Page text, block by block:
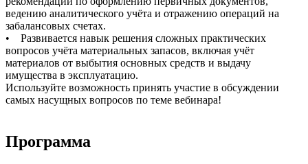
ведению аналитического учёта и отражению операций на
забалансовых счетах.
• Развивается навык решения сложных практических
вопросов учёта материальных запасов, включая учёт
материалов от выбытия основных средств и выдачу
имущества в эксплуатацию.
Используйте возможность принять участие в обсуждении
самых насущных вопросов по теме вебинара!
Программа